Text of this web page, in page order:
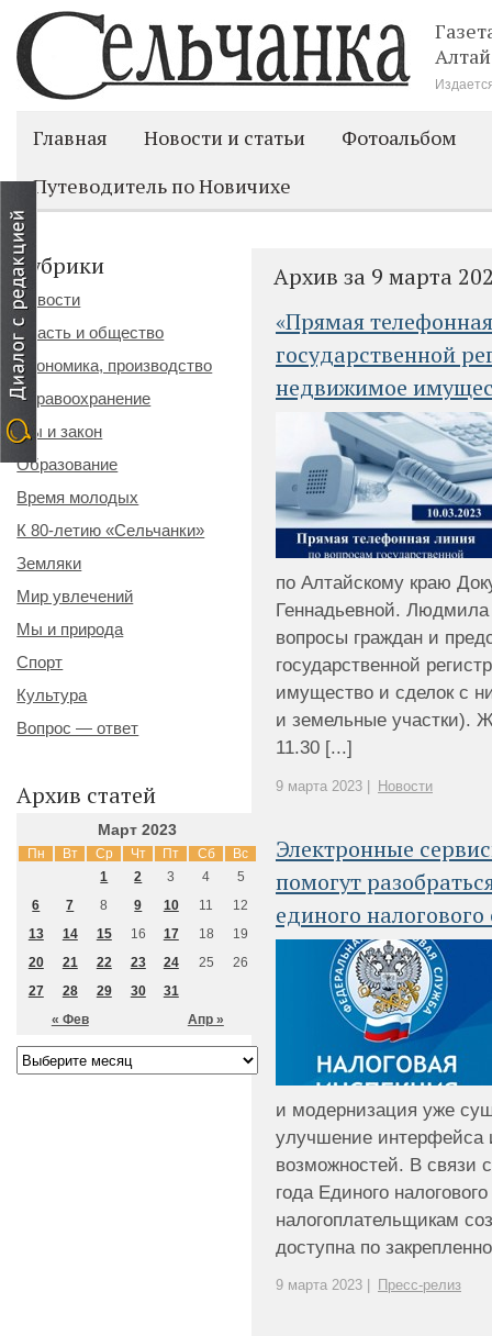
Главная Новости и статьи
Фотоальбом
Путеводитель по Новичихе
Архив за 9 марта
«Прямая
государственной
недвижимое
по Алтайскому краю
Геннадьевной. Людмила
вопросы граждан и
государственной
имущество и сделок с
и земельные участки).
11.30 [...]
9 марта 2023 | Новости
Электронные
помогут
единого налогового
и модернизация уже
улучшение интерфейса
возможностей. В связи
года Единого
налогоплательщикам
доступна по
9 марта 2023 | Пресс-релиз
Рубрики
Новости
Власть и общество
Экономика, производство
Здравоохранение
Мы и закон
Образование
Время молодых
К 80-летию «Сельчанки»
Земляки
Мир увлечений
Мы и природа
Спорт
Культура
Вопрос — ответ
Архив статей
Март 2023
Пн Вт Ср Чт Пт Сб Вс
« Фев Апр »
1 2 3 4
5
6
7 8 9 10 11
12
13
14 15 16 17 18
19
20
21 22 23 24 25
26
27
28 29 30 31